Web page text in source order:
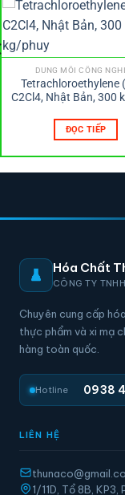
DUNG MÔI CÔNG
Tetrachloroethylene
C2Cl4, Nhật Bản, 300
ĐỌC TIẾP
Hóa Chất
CÔNG TY TNHH
Chuyên cung cấp
thực phẩm và xi mạ
hàng toàn quốc.
Hotline 0938
LIÊN HỆ
1/11D, Tổ 8B,